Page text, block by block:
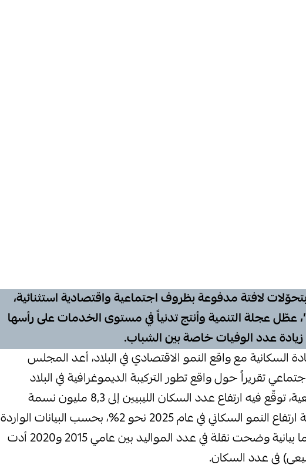
بتحوّلات لافتة مدفوعة بظروف اجتماعية واقتصادية استثنائية،
عجلة التنمية وأنتج تدنياً في مستوى الخدمات على رأسها
عدد الوفيات خاصة بين الشباب.
السكانية مع واقع النمو الاقتصادي في البلاد، أعد المجلس
تقريراً حول واقع تطور التركيبة الديموغرافية في البلاد
وتداعياتها على التنمية المجتمعية، توقّع فيه ارتفاع عدد السكان الليبيين إلى 8,3 مليون نسمة
بحلول عام 2030، وستبلغ نسبة ارتفاع النمو السكاني في عام 2025 نحو 2%، بحسب البيانات الواردة
في التقرير، الذي استعرض رسوما بيانية وضحت نقلة في عدد المواليد بين عامي 2015 و2020 أدت
في عدد السكان.